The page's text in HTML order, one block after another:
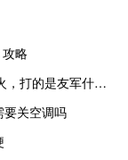
略
TMD快停火，打的是友军什么梗
要关空调吗